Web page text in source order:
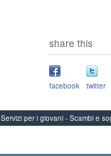
share this
facebook twitter
Servizi per i giovani - Scambi e